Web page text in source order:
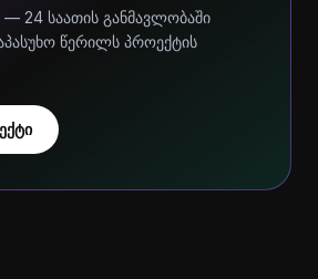
— 24 საათის განმავლობაში
წერილს პროექტის